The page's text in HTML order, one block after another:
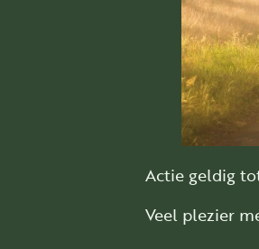
Actie geldig
Veel plezier